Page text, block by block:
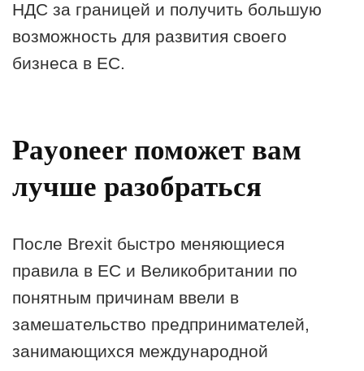
НДС за границей и получить большую
возможность для развития своего
бизнеса в ЕС.
Payoneer поможет вам
лучше разобраться
После Brexit быстро меняющиеся
правила в ЕС и Великобритании по
понятным причинам ввели в
замешательство предпринимателей,
занимающихся международной